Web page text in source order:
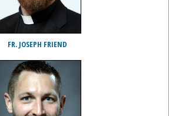
FR. JOSEPH FRIEND